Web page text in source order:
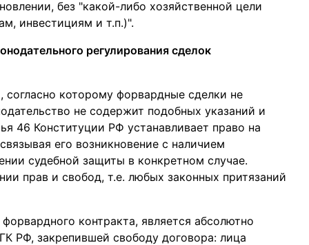
без "какой-либо хозяйственной цели
инвестициям и т.п.)".
регулирования сделок
которому форвардные сделки не
не содержит подобных указаний и
46 Конституции РФ устанавливает право на
его возникновение с наличием
судебной защиты в конкретном случае.
прав и свобод, т.е. любых законных притязаний
контракта, является абсолютно
РФ, закрепившей свободу договора: лица